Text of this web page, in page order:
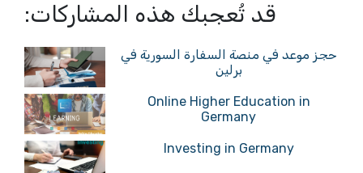
قد تُعجبك هذه المشاركات:
حجز موعد في منصة السفارة السورية في
برلين
Online Higher Education in
Germany
Investing in Germany